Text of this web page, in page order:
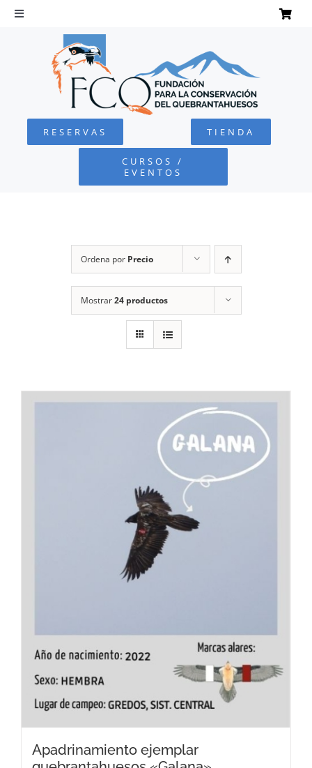
Saltar
Toggle
Navigation
QUEBRANTAHUESOS
FUNDACIÓN
RESERVAS TIENDA
CURSOS /
EVENTOS
Ordena por Precio
Mostrar24 productos
Apadrinamiento ejemplar